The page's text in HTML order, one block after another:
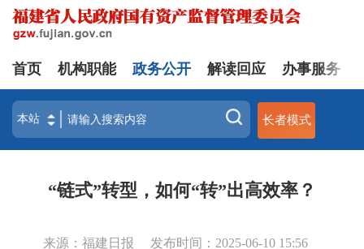
首页 机构职能 政务公开 解读回应 办事服务
长者模式
“链式”转型，如何“转”出高效率？
来源：福建日报
发布时间：2025-06-10 15:56